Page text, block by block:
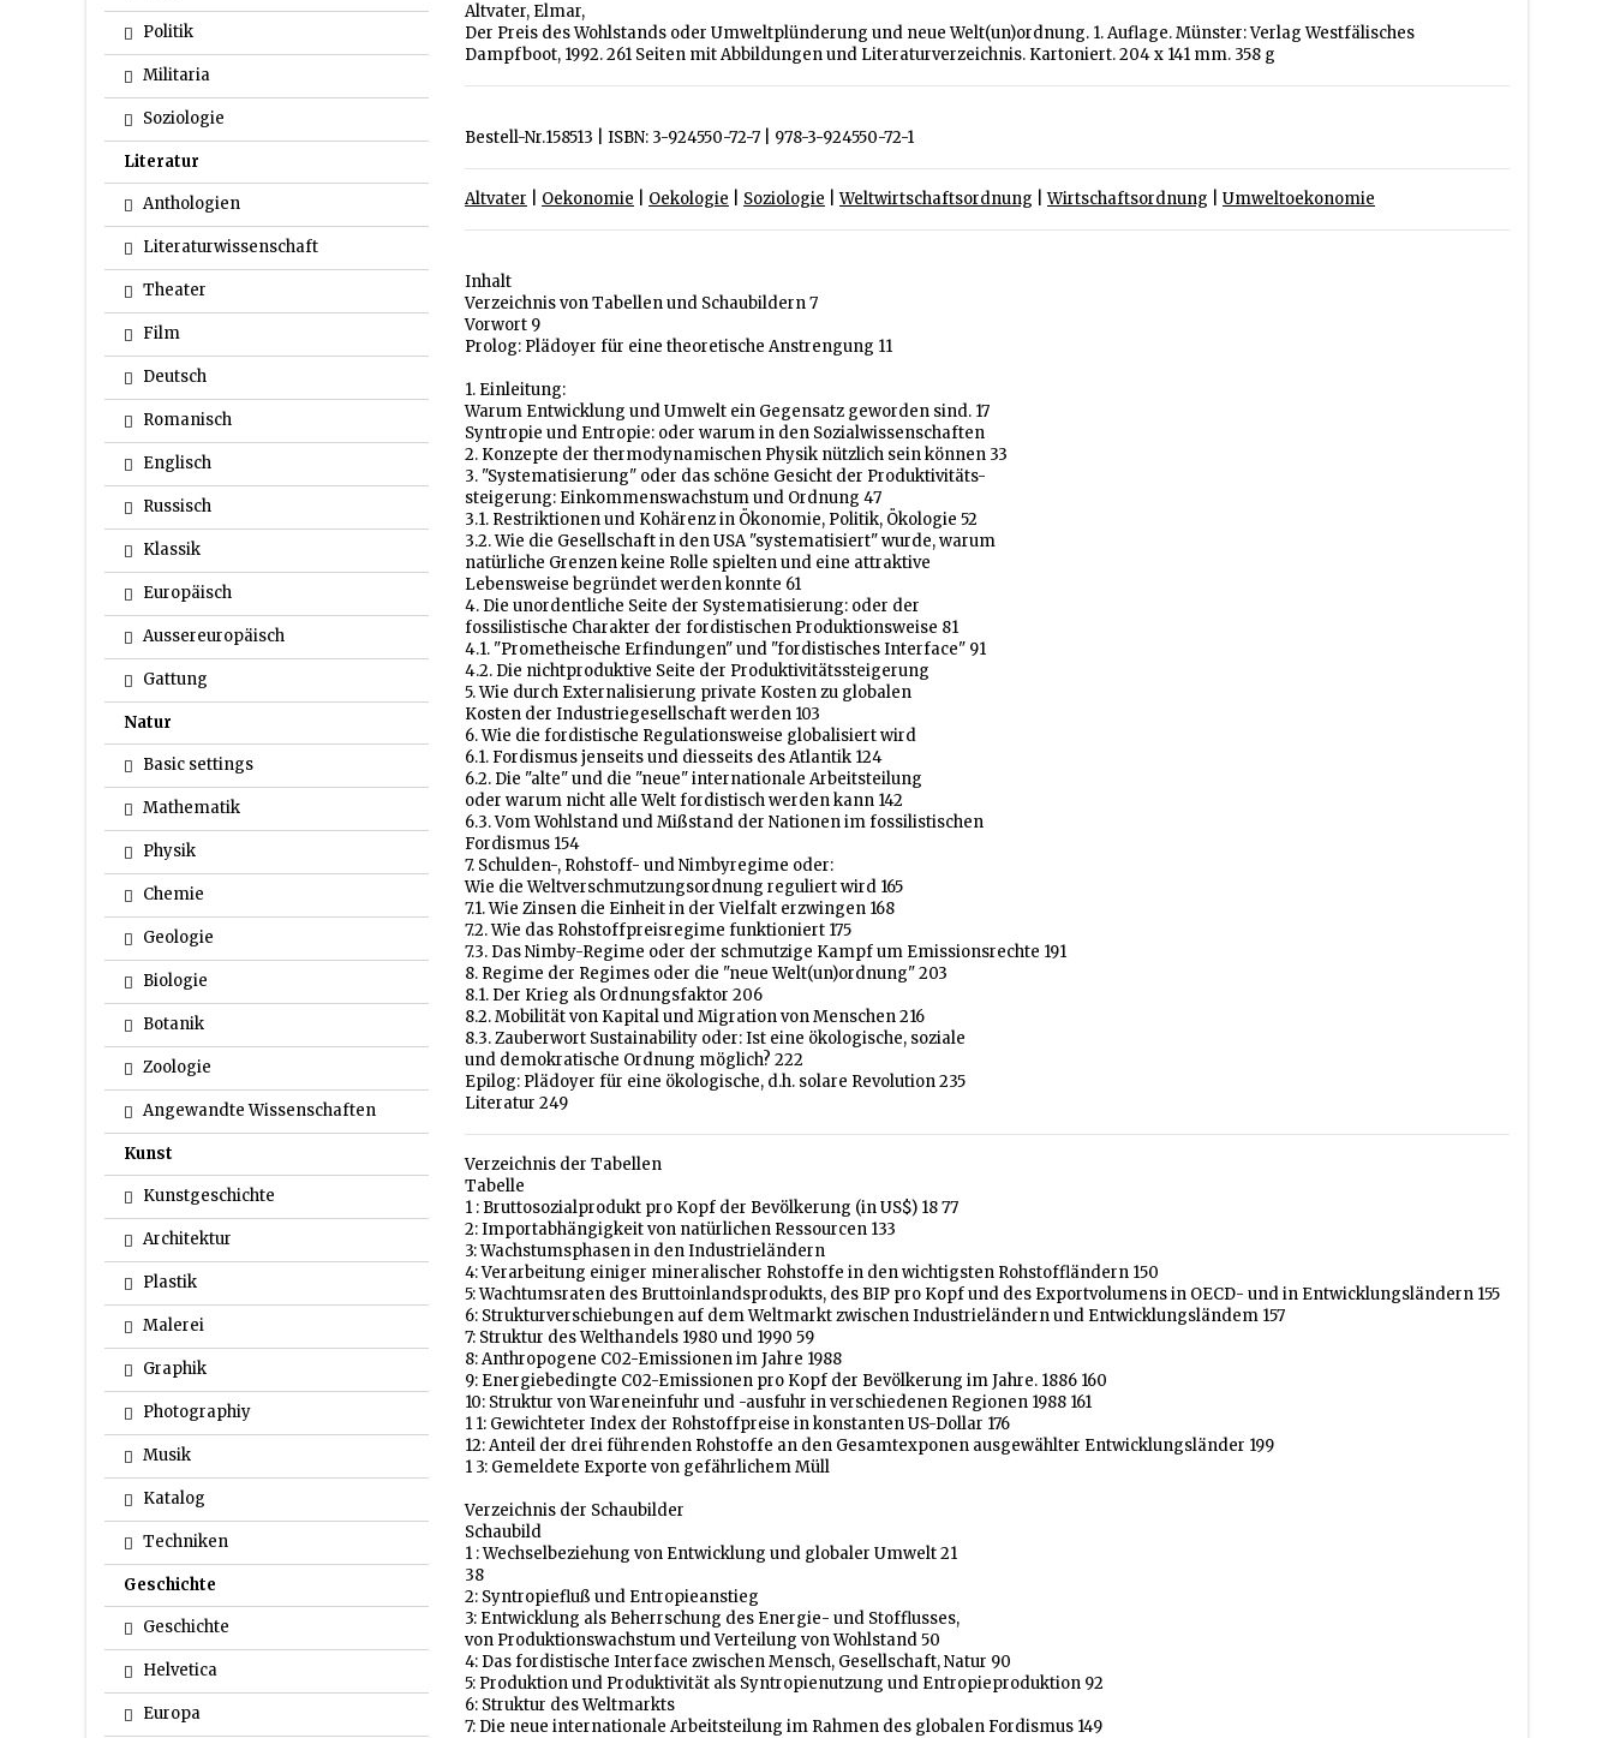
Politik
Militaria
Soziologie
Literatur
Anthologien
Literaturwissenschaft
Theater
Film
Deutsch
Romanisch
Englisch
Russisch
Klassik
Europäisch
Aussereuropäisch
Gattung
Natur
Basic settings
Mathematik
Physik
Chemie
Geologie
Biologie
Botanik
Zoologie
Angewandte Wissenschaften
Kunst
Kunstgeschichte
Architektur
Plastik
Malerei
Graphik
Photographiy
Musik
Katalog
Techniken
Geschichte
Geschichte
Helvetica
Europa
Altvater, Elmar,
Der Preis des Wohlstands oder Umweltplünderung und neue Welt(un)ordnung. 1. Auflage. Münster: Verlag Westfälisches
Dampfboot, 1992. 261 Seiten mit Abbildungen und Literaturverzeichnis. Kartoniert. 204 x 141 mm. 358 g
Bestell-Nr.158513 | ISBN: 3-924550-72-7 | 978-3-924550-72-1
Altvater Oekonomie Oekologie Soziologie |Weltwirtschaftsordnung |Wirtschaftsordnung Umweltoekonomie
Inhalt
Verzeichnis von Tabellen und Schaubildern 7
Vorwort 9
Prolog: Plädoyer für eine theoretische Anstrengung 11
1. Einleitung:
Warum Entwicklung und Umwelt ein Gegensatz geworden sind. 17
Syntropie und Entropie: oder warum in den Sozialwissenschaften
2. Konzepte der thermodynamischen Physik nützlich sein können 33
3. "Systematisierung" oder das schöne Gesicht der Produktivitäts-
steigerung: Einkommenswachstum und Ordnung 47
3.1. Restriktionen und Kohärenz in Ökonomie, Politik, Ökologie 52
3.2. Wie die Gesellschaft in den USA "systematisiert" wurde, warum
natürliche Grenzen keine Rolle spielten und eine attraktive
Lebensweise begründet werden konnte 61
4. Die unordentliche Seite der Systematisierung: oder der
fossilistische Charakter der fordistischen Produktionsweise 81
4.1. "Prometheische Erfindungen" und "fordistisches Interface" 91
4.2. Die nichtproduktive Seite der Produktivitätssteigerung
5. Wie durch Externalisierung private Kosten zu globalen
Kosten der Industriegesellschaft werden 103
6. Wie die fordistische Regulationsweise globalisiert wird
6.1. Fordismus jenseits und diesseits des Atlantik 124
6.2. Die "alte" und die "neue" internationale Arbeitsteilung
oder warum nicht alle Welt fordistisch werden kann 142
6.3. Vom Wohlstand und Mißstand der Nationen im fossilistischen
Fordismus 154
7. Schulden-, Rohstoff- und Nimbyregime oder:
Wie die Weltverschmutzungsordnung reguliert wird 165
7.1. Wie Zinsen die Einheit in der Vielfalt erzwingen 168
7.2. Wie das Rohstoffpreisregime funktioniert 175
7.3. Das Nimby-Regime oder der schmutzige Kampf um Emissionsrechte 191
8. Regime der Regimes oder die "neue Welt(un)ordnung" 203
8.1. Der Krieg als Ordnungsfaktor 206
8.2. Mobilität von Kapital und Migration von Menschen 216
8.3. Zauberwort Sustainability oder: Ist eine ökologische, soziale
und demokratische Ordnung möglich? 222
Epilog: Plädoyer für eine ökologische, d.h. solare Revolution 235
Literatur 249
Verzeichnis der Tabellen
Tabelle
1 : Bruttosozialprodukt pro Kopf der Bevölkerung (in US$) 18 77
2: Importabhängigkeit von natürlichen Ressourcen 133
3: Wachstumsphasen in den Industrieländern
4: Verarbeitung einiger mineralischer Rohstoffe in den wichtigsten Rohstoffländern 150
5: Wachtumsraten des Bruttoinlandsprodukts, des BIP pro Kopf und des Exportvolumens in OECD- und in Entwicklungsländern 155
6: Strukturverschiebungen auf dem Weltmarkt zwischen Industrieländern und Entwicklungsländem 157
7: Struktur des Welthandels 1980 und 1990 59
8: Anthropogene C02-Emissionen im Jahre 1988
9: Energiebedingte C02-Emissionen pro Kopf der Bevölkerung im Jahre. 1886 160
10: Struktur von Wareneinfuhr und -ausfuhr in verschiedenen Regionen 1988 161
1 1: Gewichteter Index der Rohstoffpreise in konstanten US-Dollar 176
12: Anteil der drei führenden Rohstoffe an den Gesamtexponen ausgewählter Entwicklungsländer 199
1 3: Gemeldete Exporte von gefährlichem Müll
Verzeichnis der Schaubilder
Schaubild
1 : Wechselbeziehung von Entwicklung und globaler Umwelt 21
38
2: Syntropiefluß und Entropieanstieg
3: Entwicklung als Beherrschung des Energie- und Stofflusses,
von Produktionswachstum und Verteilung von Wohlstand 50
4: Das fordistische Interface zwischen Mensch, Gesellschaft, Natur 90
5: Produktion und Produktivität als Syntropienutzung und Entropieproduktion 92
6: Struktur des Weltmarkts
7: Die neue internationale Arbeitsteilung im Rahmen des globalen Fordismus 149